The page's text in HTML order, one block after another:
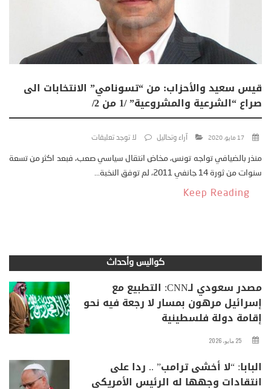
قيس سعيد والأحزاب: من “تسونامي” الانتخابات الى
صراع “الشرعية والمشروعية” /1 من 2/
17 مايو، 2020 آراء وتحاليل لا توجد تعليقات
منذر بالضيافي تواجه تونس، مخاض انتقال سياسي صعب، فبعد اكثر من تسعة
سنوات من ثورة 14 جانفي 2011، لم توفق النخبة...
Keep Reading
كواليس وأحداث
مصدر سعودي لـCNN: التطبيع مع
إسرائيل مرهون بمسار لا رجعة فيه نحو
إقامة دولة فلسطينية
25 مايو، 2026
البابا: “لا أخشى ترامب” .. ردا على
انتقادات وجهها له الرئيس الأمريكي